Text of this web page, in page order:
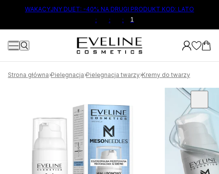
TREŚCI
WAKACYJNY DUET: -40% NA DRUGI PRODUKT KOD: LATO
:
: :
Strona główna Pielęgnacja Pielęgnacja twarzy Kremy do twarzy